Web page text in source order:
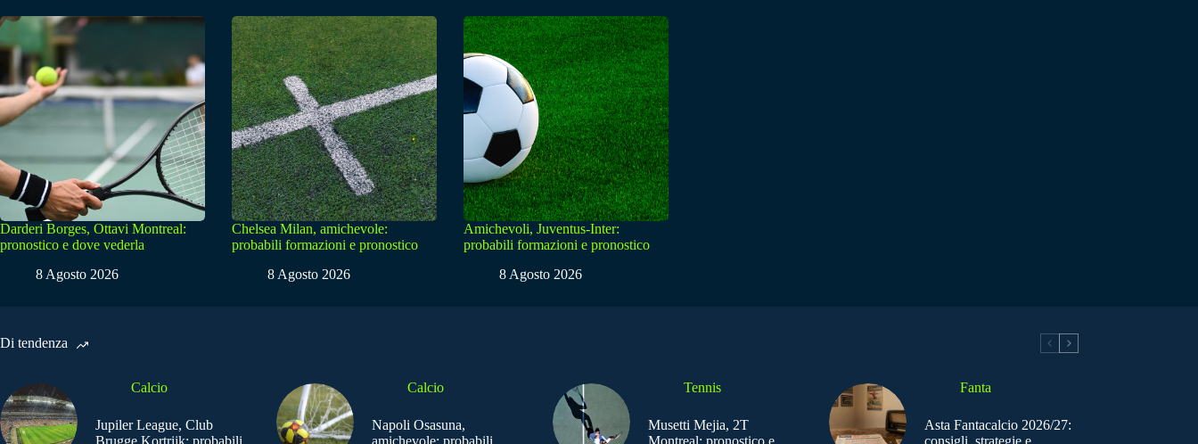
Darderi Borges, Ottavi Montreal:
pronostico e dove vederla
8 Agosto 2026
Chelsea Milan, amichevole:
probabili formazioni e pronostico
8 Agosto 2026
Amichevoli, Juventus-Inter:
probabili formazioni e pronostico
8 Agosto 2026
Di tendenza
Calcio
Jupiler League, Club
Brugge Kortrijk: probabili
Calcio
Napoli Osasuna,
amichevole: probabili
Tennis
Musetti Mejia, 2T
Montreal: pronostico e
Fanta
Asta Fantacalcio 2026/27:
consigli, strategie e